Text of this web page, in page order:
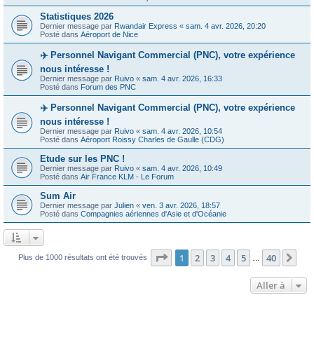
Statistiques 2026
Dernier message par Rwandair Express « sam. 4 avr. 2026, 20:20
Posté dans Aéroport de Nice
✈️ Personnel Navigant Commercial (PNC), votre expérience
nous intéresse !
Dernier message par Ruivo « sam. 4 avr. 2026, 16:33
Posté dans Forum des PNC
✈️ Personnel Navigant Commercial (PNC), votre expérience
nous intéresse !
Dernier message par Ruivo « sam. 4 avr. 2026, 10:54
Posté dans Aéroport Roissy Charles de Gaulle (CDG)
Etude sur les PNC !
Dernier message par Ruivo « sam. 4 avr. 2026, 10:49
Posté dans Air France KLM - Le Forum
Sum Air
Dernier message par Julien « ven. 3 avr. 2026, 18:57
Posté dans Compagnies aériennes d'Asie et d'Océanie
Plus de 1000 résultats ont été trouvés Page 1sur40
1 2 3 4 5 40
Aller à